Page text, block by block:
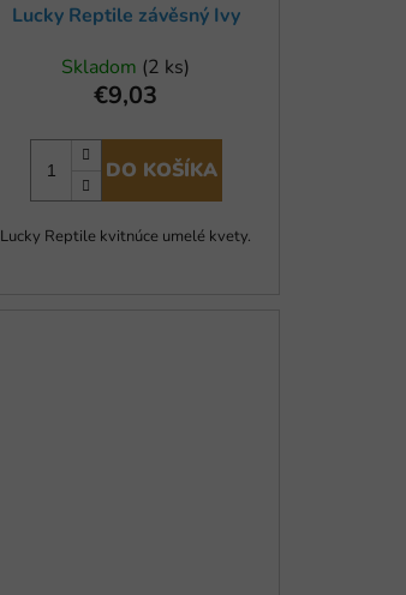
Lucky Reptile závěsný Ivy
Skladom (2 ks)
€9,03
DO KOŠÍKA
Lucky Reptile kvitnúce umelé kvety.